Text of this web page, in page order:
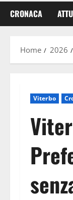
CRONACA
Home 2026
Viterbo